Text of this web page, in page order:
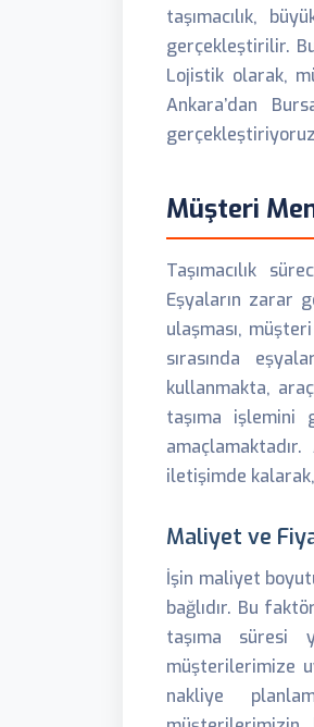
taşımacılık,
gerçekleştirilir.
Lojistik olarak,
Ankara’dan
Müşteri
Taşımacılık
Eşyaların zarar
ulaşması,
sırasında
kullanmakta,
taşıma işlemini
iletişimde
Maliyet ve
İşin maliyet
bağlıdır. Bu
taşıma süresi
müşterilerimize
nakliye